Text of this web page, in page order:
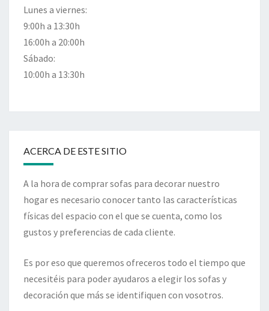
Lunes a viernes:
9:00h a 13:30h
16:00h a 20:00h
Sábado:
10:00h a 13:30h
ACERCA DE ESTE SITIO
A la hora de comprar sofas para decorar nuestro
hogar es necesario conocer tanto las características
físicas del espacio con el que se cuenta, como los
gustos y preferencias de cada cliente.
Es por eso que queremos ofreceros todo el tiempo que
necesitéis para poder ayudaros a elegir los sofas y
decoración que más se identifiquen con vosotros.